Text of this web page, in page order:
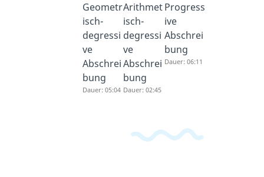
Geometr
isch-
degressi
ve
Abschrei
bung
Dauer: 05:04
Arithmet
isch-
degressi
ve
Abschrei
bung
Dauer: 02:45
Progress
ive
Abschrei
bung
Dauer: 06:11